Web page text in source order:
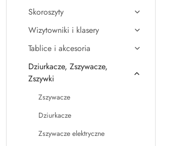
Skoroszyty
Wizytowniki i klasery
Tablice i akcesoria
Dziurkacze, Zszywacze,
Zszywki
Zszywacze
Dziurkacze
Zszywacze elektryczne